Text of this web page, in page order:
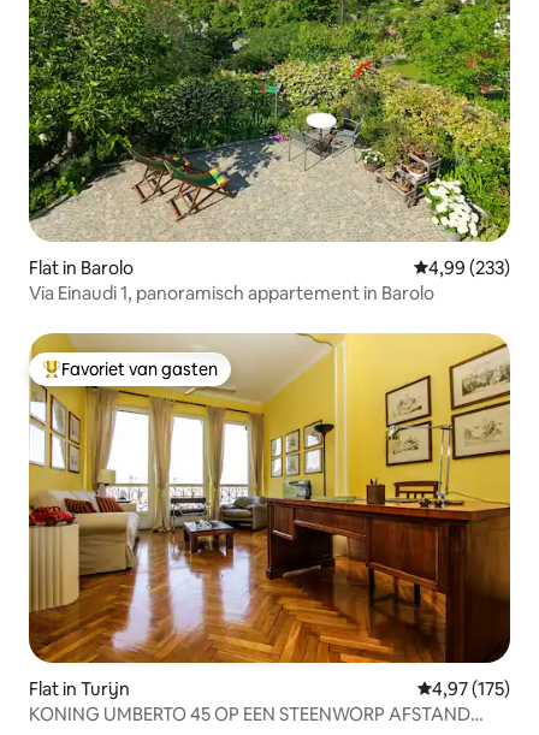
Flat in Barolo Gemiddelde
4,99 (233)
Via Einaudi 1, panoramisch appartement in Barolo
Topfavoriet van gasten
Favoriet van gasten
Flat in Turijn Gemiddelde
4,97 (175)
KONING UMBERTO 45 OP EEN STEENWORP AFSTAND